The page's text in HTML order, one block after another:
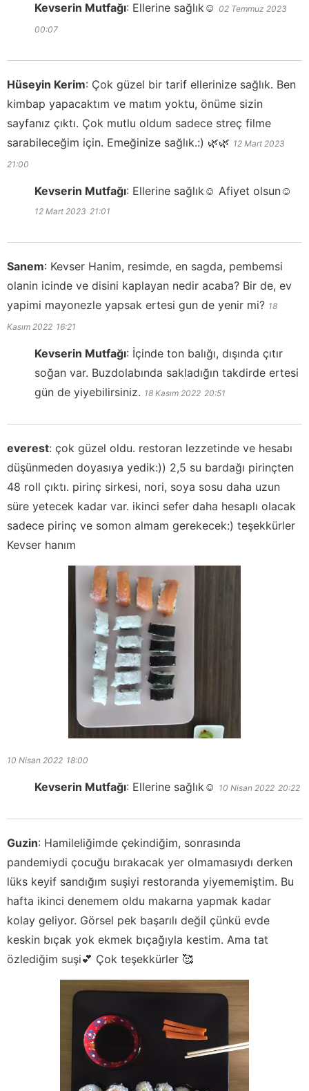
Kevserin Mutfağı: Ellerine sağlık☺️ 02 Temmuz 2023
00:07
Hüseyin Kerim: Çok güzel bir tarif ellerinize sağlık. Ben
kimbap yapacaktım ve matım yoktu, önüme sizin
sayfanız çıktı. Çok mutlu oldum sadece streç filme
sarabileceğim için. Emeğinize sağlık.:) 🌿🌿 12 Mart 2023
21:00
Kevserin Mutfağı: Ellerine sağlık☺️ Afiyet olsun☺️
12 Mart 2023 21:01
Sanem: Kevser Hanim, resimde, en sagda, pembemsi
olanin icinde ve disini kaplayan nedir acaba? Bir de, ev
yapimi mayonezle yapsak ertesi gun de yenir mi? 18
Kasım 2022 16:21
Kevserin Mutfağı: İçinde ton balığı, dışında çıtır
soğan var. Buzdolabında sakladığın takdirde ertesi
gün de yiyebilirsiniz. 18 Kasım 2022 20:51
everest: çok güzel oldu. restoran lezzetinde ve hesabı
düşünmeden doyasıya yedik:)) 2,5 su bardağı pirinçten
48 roll çıktı. pirinç sirkesi, nori, soya sosu daha uzun
süre yetecek kadar var. ikinci sefer daha hesaplı olacak
sadece pirinç ve somon almam gerekecek:) teşekkürler
Kevser hanım
10 Nisan 2022 18:00
Kevserin Mutfağı: Ellerine sağlık☺️ 10 Nisan 2022 20:22
Guzin: Hamileliğimde çekindiğim, sonrasında
pandemiydi çocuğu bırakacak yer olmamasıydı derken
lüks keyif sandığım suşiyi restoranda yiyememiştim. Bu
hafta ikinci denemem oldu makarna yapmak kadar
kolay geliyor. Görsel pek başarılı değil çünkü evde
keskin bıçak yok ekmek bıçağıyla kestim. Ama tat
özlediğim suşi💕 Çok teşekkürler 🥰